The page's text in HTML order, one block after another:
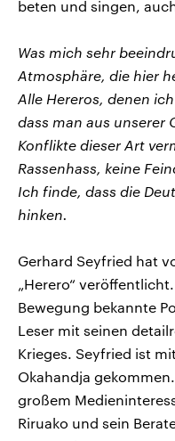
beten und singen,
Was mich sehr
Atmosphäre, die hier
Alle Hereros, denen
dass man aus unserer
Konflikte dieser Art
Rassenhass, keine
Ich finde, dass die
hinken.
Gerhard Seyfried hat
„Herero“
Bewegung bekannte
Leser mit seinen
Krieges. Seyfried ist
Okahandja
großem
Riruako und sein